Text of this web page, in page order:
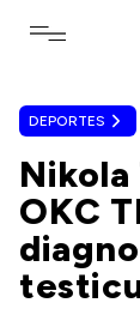
Toggle
DEPORTES
OKC